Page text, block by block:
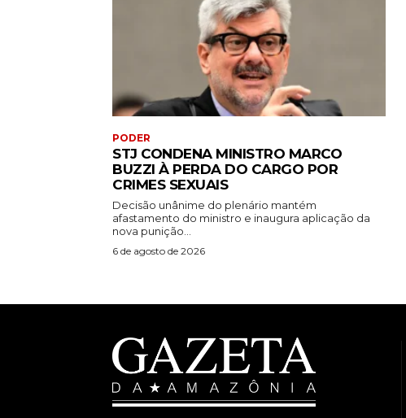
PODER
STJ CONDENA MINISTRO MARCO
BUZZI À PERDA DO CARGO POR
CRIMES SEXUAIS
Decisão unânime do plenário mantém
afastamento do ministro e inaugura aplicação da
nova punição...
6 de agosto de 2026